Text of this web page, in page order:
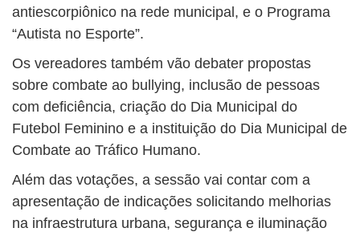
antiescorpiônico na rede municipal, e o Programa
“Autista no Esporte”.
Os vereadores também vão debater propostas
sobre combate ao bullying, inclusão de pessoas
com deficiência, criação do Dia Municipal do
Futebol Feminino e a instituição do Dia Municipal de
Combate ao Tráfico Humano.
Além das votações, a sessão vai contar com a
apresentação de indicações solicitando melhorias
na infraestrutura urbana, segurança e iluminação